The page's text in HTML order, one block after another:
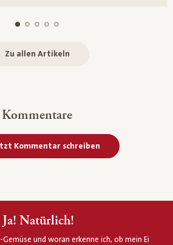
Zu allen Artikeln
Kommentare
Kommentar schreiben
Natürlich!
und woran erkenne ich, ob mein Ei